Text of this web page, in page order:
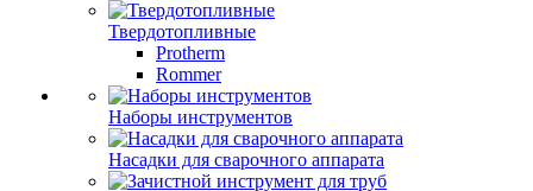
Твердотопливные
Protherm
Rommer
Наборы инструментов
Насадки для сварочного аппарата